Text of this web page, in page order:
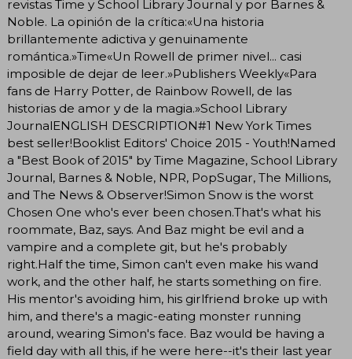
revistas Time y School Library Journal y por Barnes &
Noble. La opinión de la crítica:«Una historia
brillantemente adictiva y genuinamente
romántica.»Time«Un Rowell de primer nivel... casi
imposible de dejar de leer.»Publishers Weekly«Para
fans de Harry Potter, de Rainbow Rowell, de las
historias de amor y de la magia.»School Library
JournalENGLISH DESCRIPTION#1 New York Times
best seller!Booklist Editors' Choice 2015 - Youth!Named
a "Best Book of 2015" by Time Magazine, School Library
Journal, Barnes & Noble, NPR, PopSugar, The Millions,
and The News & Observer!Simon Snow is the worst
Chosen One who's ever been chosen.That's what his
roommate, Baz, says. And Baz might be evil and a
vampire and a complete git, but he's probably
right.Half the time, Simon can't even make his wand
work, and the other half, he starts something on fire.
His mentor's avoiding him, his girlfriend broke up with
him, and there's a magic-eating monster running
around, wearing Simon's face. Baz would be having a
field day with all this, if he were here--it's their last year